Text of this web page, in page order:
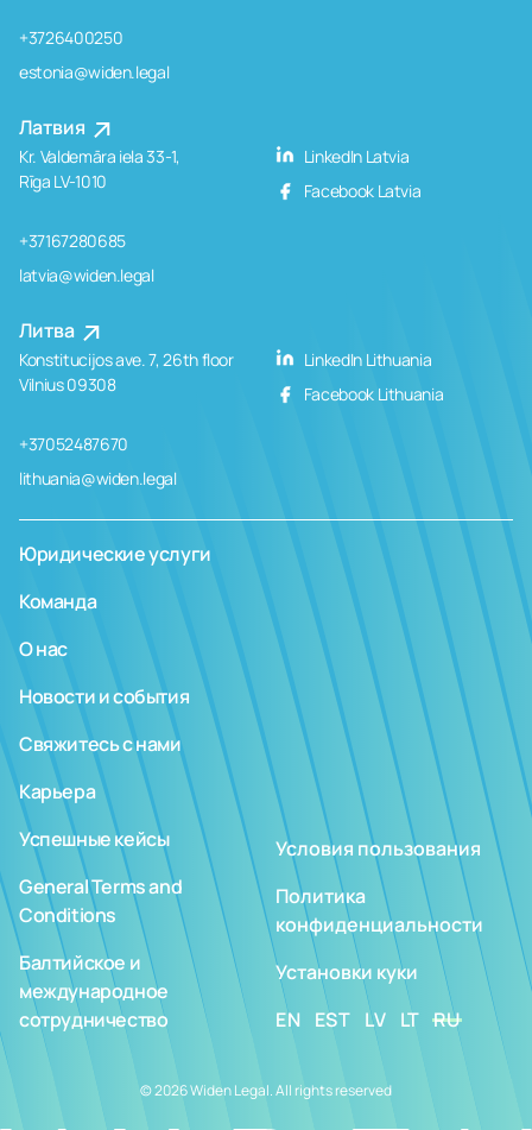
+3726400250
estonia@widen.legal
Латвия
Kr. Valdemāra iela 33-1,
Rīga LV-1010
+37167280685
latvia@widen.legal
LinkedIn Latvia
Facebook Latvia
Литва
Konstitucijos ave. 7, 26th floor
Vilnius 09308
+37052487670
lithuania@widen.legal
LinkedIn Lithuania
Facebook Lithuania
Юридические услуги
Команда
О нас
Новости и события
Свяжитесь с нами
Карьера
Успешные кейсы
General Terms and
Conditions
Балтийское и
международное
сотрудничество
Условия пользования
Политика
конфиденциальности
Установки куки
EN EST LV LT RU
© 2026 Widen Legal. All rights reserved